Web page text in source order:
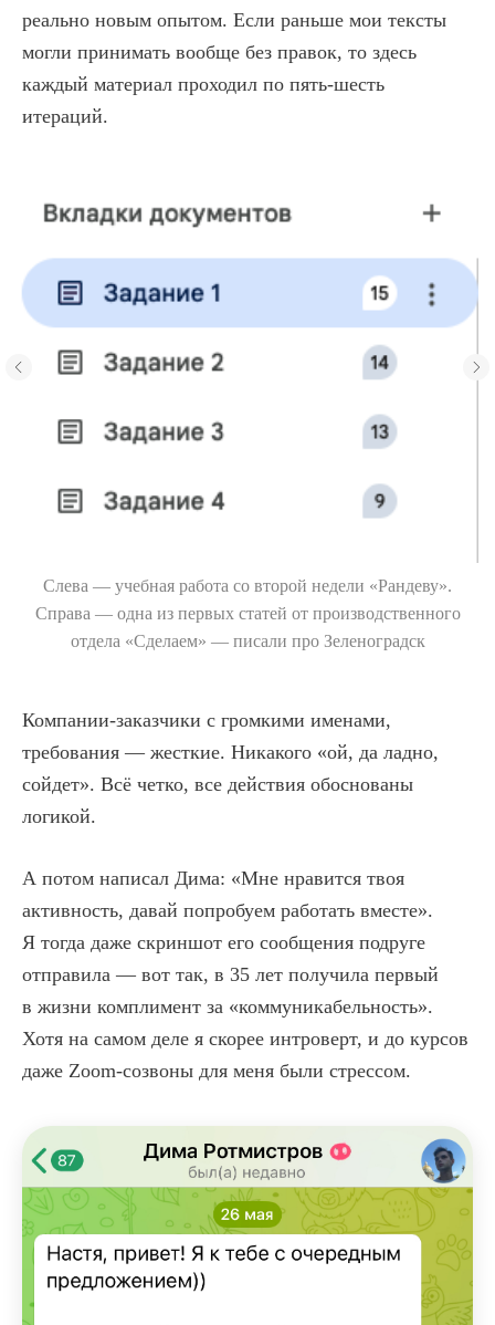
Не знаете, какой курс подойдет под ваши
Проконсультироваться
×
реально новым опытом. Если раньше мои тексты
могли принимать вообще без правок, то здесь
каждый материал проходил по пять-шесть
итераций.
Слева — учебная работа со второй недели «Рандеву».
Справа — одна из первых статей от производственного
отдела «Сделаем» — писали про Зеленоградск
Компании-заказчики с громкими именами,
требования — жесткие. Никакого «ой, да ладно,
сойдет». Всё четко, все действия обоснованы
логикой.
А потом написал Дима: «Мне нравится твоя
активность, давай попробуем работать вместе».
Я тогда даже скриншот его сообщения подруге
отправила — вот так, в 35 лет получила первый
в жизни комплимент за «коммуникабельность».
Хотя на самом деле я скорее интроверт, и до курсов
даже Zoom-созвоны для меня были стрессом.
учиться копирайтингу
Практическо-теоретический
курс для копирайтеров
по написанию коммерческих
текстов. 7 недель
персональной работы
с редактором «Сделаем»
с редактором
Есть два уровня сложности:
с опытом до года, а «Конструктор» —
тем, кто уже освоился в профессии
и хочет углубить знания, набить руку
в разных форматах текста, собрать